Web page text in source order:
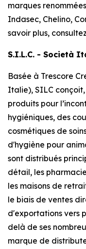
marques
Indasec, Chelino,
savoir plus,
S.I.L.C. - Società
Basée à Trescore
Italie), SILC
produits pour
hygiéniques, des
cosmétiques de
d'hygiène pour
sont distribués
détail, les
les maisons de
le biais de ventes
d'exportations vers
delà de ses
marque de